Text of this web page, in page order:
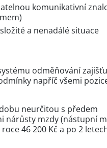
komunikativní
a nenadálé situace
odměňování
napříč všemi
neurčitou s předem
nárůsty mzdy (nástupní
roce 46 200 Kč a po 2